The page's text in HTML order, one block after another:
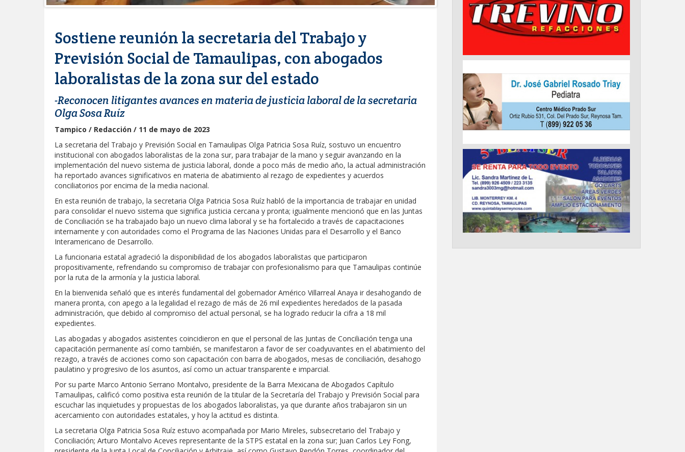
Sostiene reunión la secretaria del Trabajo y
Previsión Social de Tamaulipas, con abogados
laboralistas de la zona sur del estado
-Reconocen litigantes avances en materia de justicia laboral de la secretaria
Olga Sosa Ruíz
Tampico / Redacción / 11 de mayo de 2023
La secretaria del Trabajo y Previsión Social en Tamaulipas Olga Patricia Sosa Ruíz, sostuvo un encuentro
institucional con abogados laboralistas de la zona sur, para trabajar de la mano y seguir avanzando en la
implementación del nuevo sistema de justicia laboral, donde a poco más de medio año, la actual administración
ha reportado avances significativos en materia de abatimiento al rezago de expedientes y acuerdos
conciliatorios por encima de la media nacional.
En esta reunión de trabajo, la secretaria Olga Patricia Sosa Ruíz habló de la importancia de trabajar en unidad
para consolidar el nuevo sistema que significa justicia cercana y pronta; igualmente mencionó que en las Juntas
de Conciliación se ha trabajado bajo un nuevo clima laboral y se ha fortalecido a través de capacitaciones
internamente y con autoridades como el Programa de las Naciones Unidas para el Desarrollo y el Banco
Interamericano de Desarrollo.
La funcionaria estatal agradeció la disponibilidad de los abogados laboralistas que participaron
propositivamente, refrendando su compromiso de trabajar con profesionalismo para que Tamaulipas continúe
por la ruta de la armonía y la justicia laboral.
En la bienvenida señaló que es interés fundamental del gobernador Américo Villarreal Anaya ir desahogando de
manera pronta, con apego a la legalidad el rezago de más de 26 mil expedientes heredados de la pasada
administración, que debido al compromiso del actual personal, se ha logrado reducir la cifra a 18 mil
expedientes.
Las abogadas y abogados asistentes coincidieron en que el personal de las Juntas de Conciliación tenga una
capacitación permanente así como también, se manifestaron a favor de ser coadyuvantes en el abatimiento del
rezago, a través de acciones como son capacitación con barra de abogados, mesas de conciliación, desahogo
paulatino y progresivo de los asuntos, así como un actuar transparente e imparcial.
Por su parte Marco Antonio Serrano Montalvo, presidente de la Barra Mexicana de Abogados Capítulo
Tamaulipas, calificó como positiva esta reunión de la titular de la Secretaría del Trabajo y Previsión Social para
escuchar las inquietudes y propuestas de los abogados laboralistas, ya que durante años trabajaron sin un
acercamiento con autoridades estatales, y hoy la actitud es distinta.
La secretaria Olga Patricia Sosa Ruíz estuvo acompañada por Mario Mireles, subsecretario del Trabajo y
Conciliación; Arturo Montalvo Aceves representante de la STPS estatal en la zona sur; Juan Carlos Ley Fong,